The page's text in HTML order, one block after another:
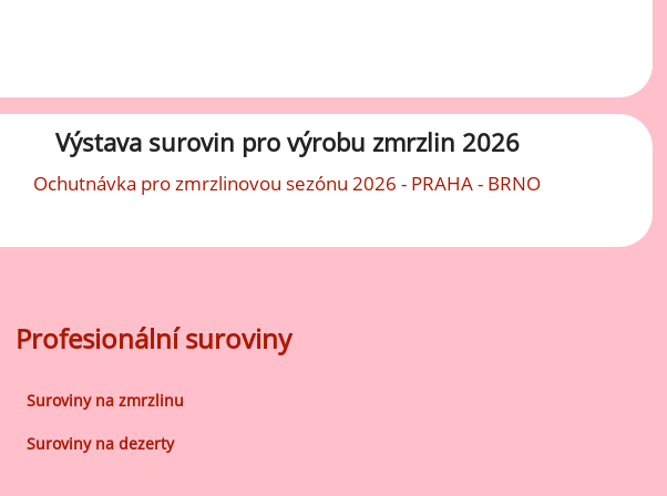
Výstava surovin pro výrobu zmrzlin 2026
Ochutnávka pro zmrzlinovou sezónu 2026 - PRAHA - BRNO
Profesionální suroviny
Suroviny na zmrzlinu
Suroviny na dezerty